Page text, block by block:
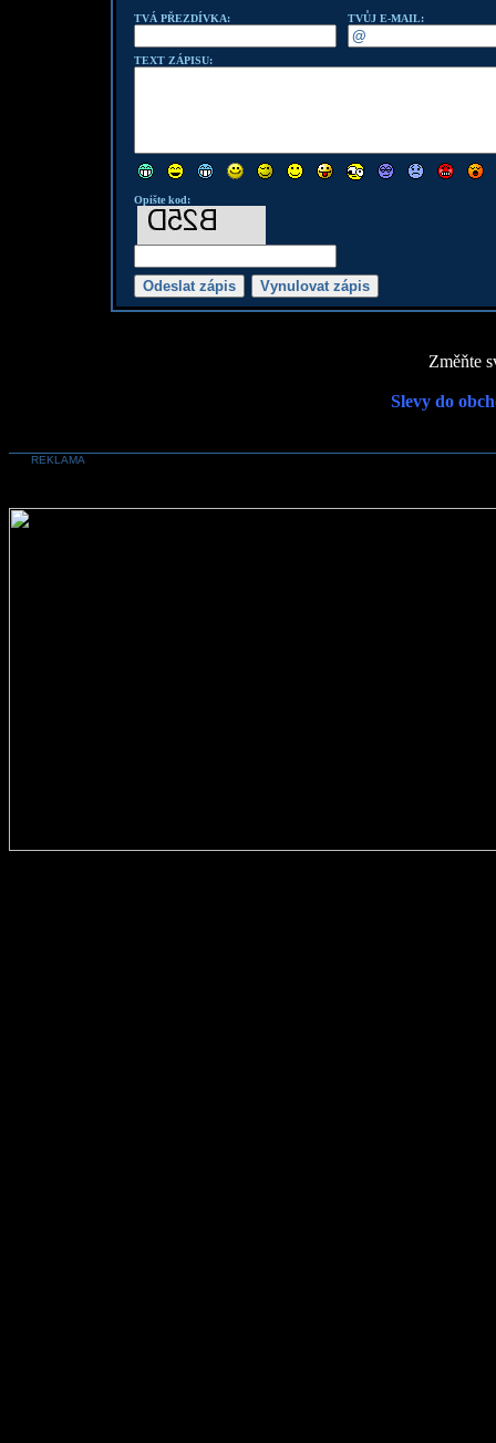
TVÁ PŘEZDÍVKA: TVŮJ E-MAIL:
TEXT ZÁPISU:
Opište kod:
Změňte
Slevy do
REKLAMA